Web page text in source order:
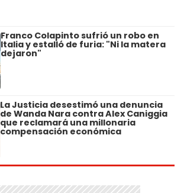
Franco Colapinto sufrió un robo en
Italia y estalló de furia: "Ni la matera
dejaron"
La Justicia desestimó una denuncia
de Wanda Nara contra Alex Caniggia
que reclamará una millonaria
compensación económica